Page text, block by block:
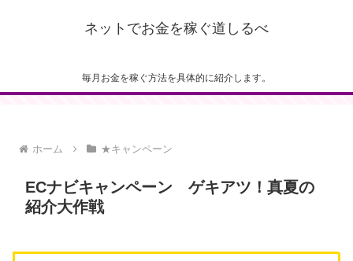
ネットでお金を稼ぐ道しるべ
毎月お金を稼ぐ方法を具体的に紹介します。
ホーム ★キャンペーン
ECナビキャンペーン ゲキアツ！真夏の
紹介大作戦